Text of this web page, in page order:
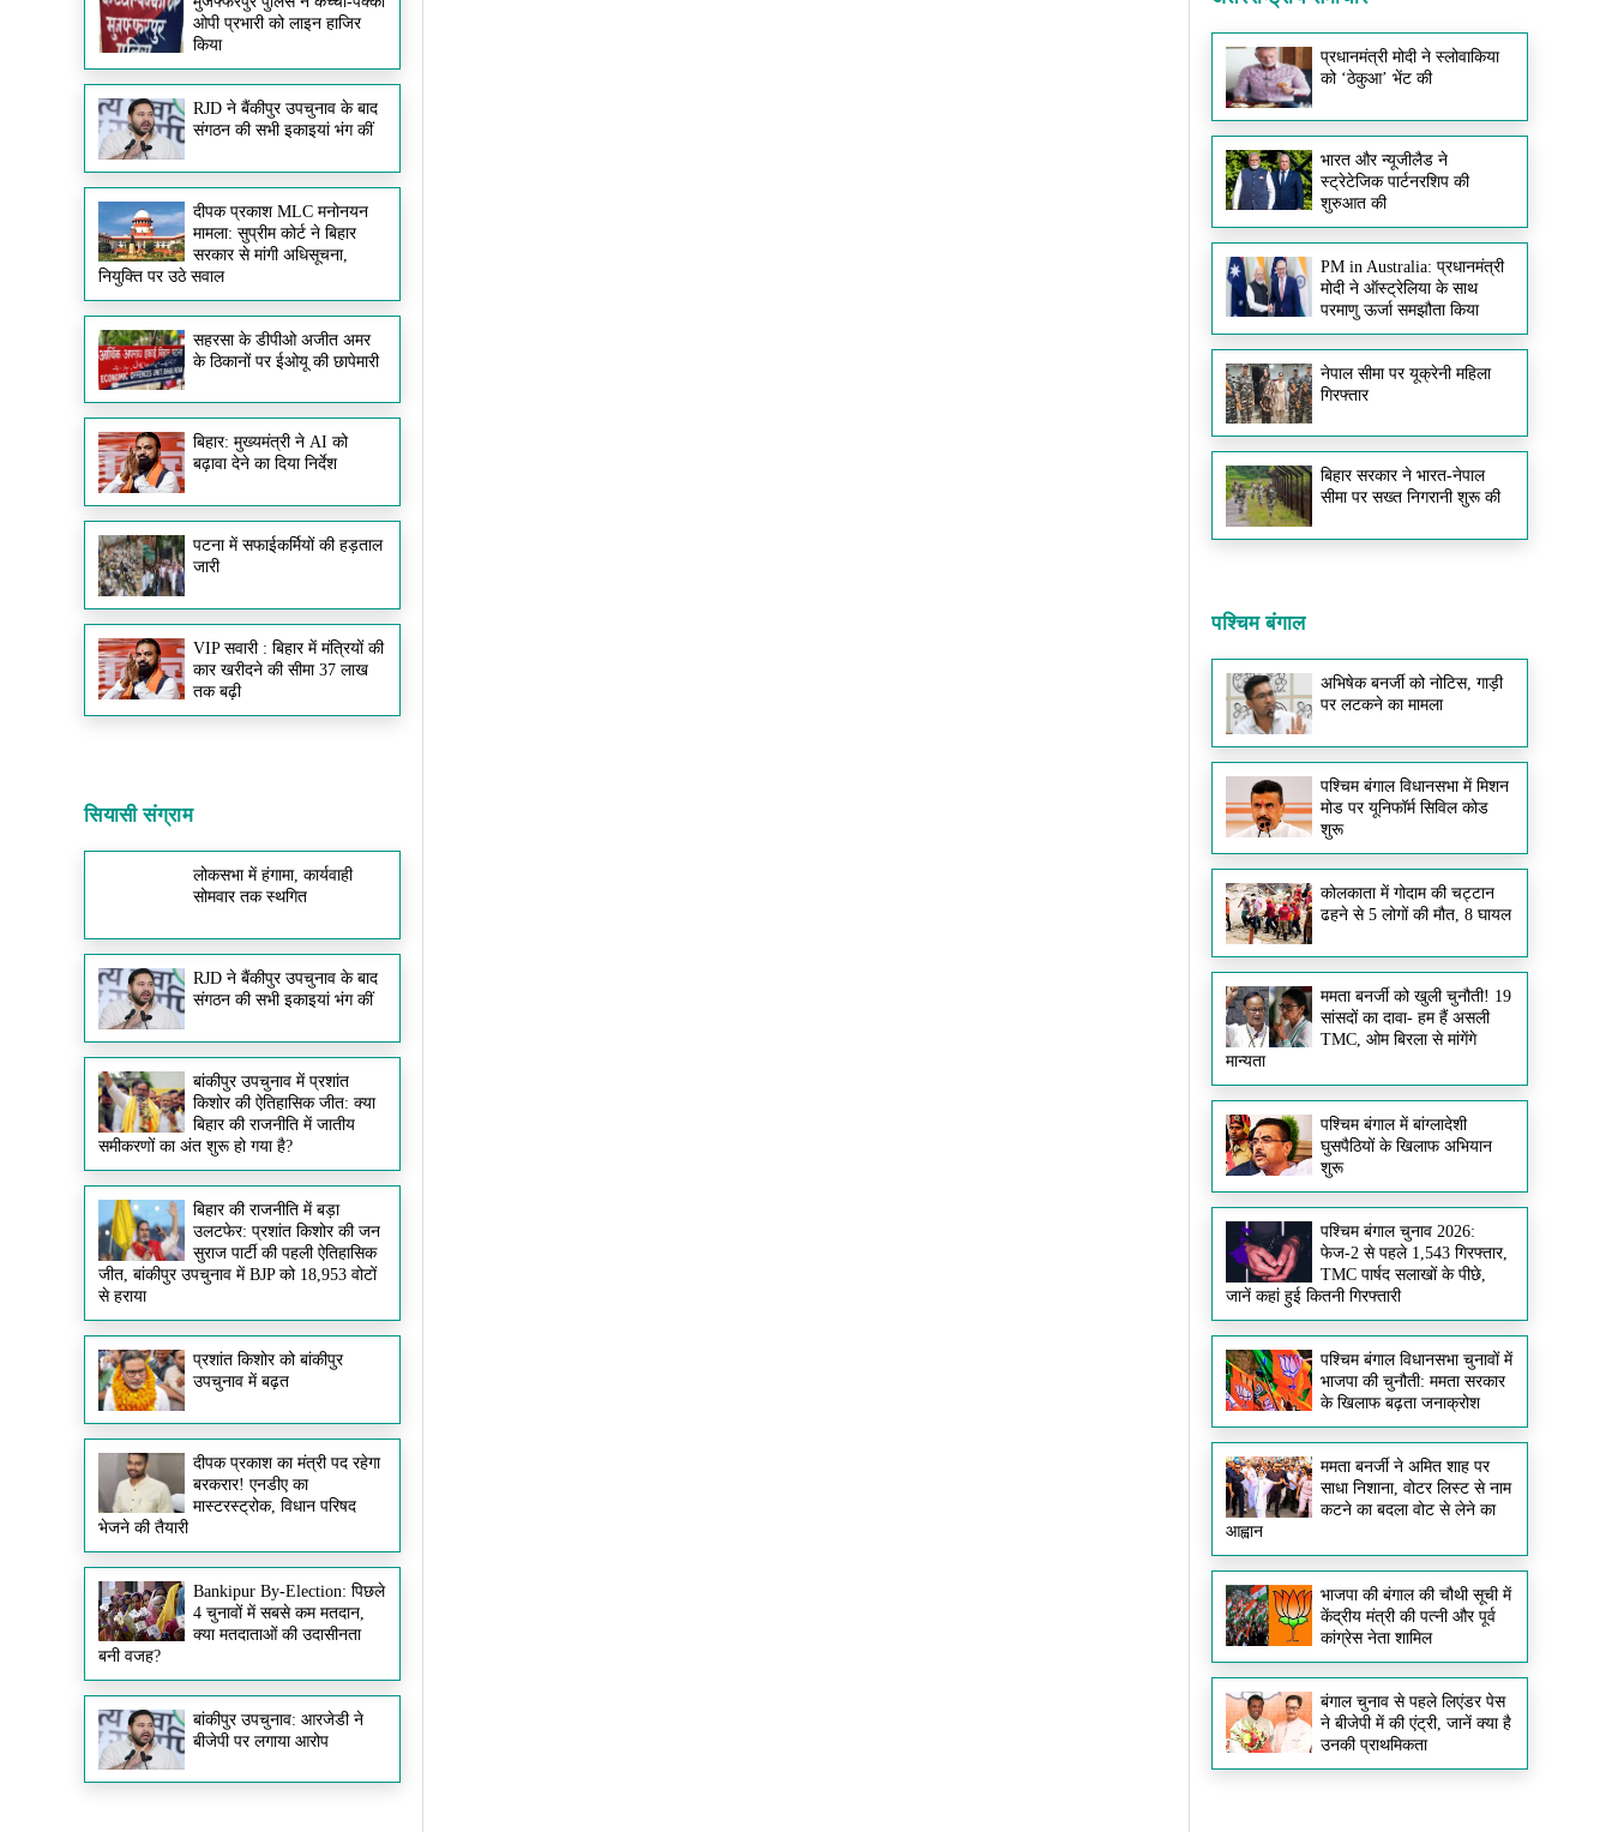
ओपी प्रभारी को लाइन हाजिर
किया
RJD ने बैंकीपुर उपचुनाव के बाद
संगठन की सभी इकाइयां भंग कीं
दीपक प्रकाश MLC मनोनयन
मामला: सुप्रीम कोर्ट ने बिहार
सरकार से मांगी अधिसूचना,
नियुक्ति पर उठे सवाल
सहरसा के डीपीओ अजीत अमर
के ठिकानों पर ईओयू की छापेमारी
बिहार: मुख्यमंत्री ने AI को
बढ़ावा देने का दिया निर्देश
पटना में सफाईकर्मियों की हड़ताल
जारी
VIP सवारी : बिहार में मंत्रियों की
कार खरीदने की सीमा 37 लाख
तक बढ़ी
सियासी संग्राम
लोकसभा में हंगामा, कार्यवाही
सोमवार तक स्थगित
RJD ने बैंकीपुर उपचुनाव के बाद
संगठन की सभी इकाइयां भंग कीं
बांकीपुर उपचुनाव में प्रशांत
किशोर की ऐतिहासिक जीत: क्या
बिहार की राजनीति में जातीय
समीकरणों का अंत शुरू हो गया है?
बिहार की राजनीति में बड़ा
उलटफेर: प्रशांत किशोर की जन
सुराज पार्टी की पहली ऐतिहासिक
जीत, बांकीपुर उपचुनाव में BJP को 18,953 वोटों
से हराया
प्रशांत किशोर को बांकीपुर
उपचुनाव में बढ़त
दीपक प्रकाश का मंत्री पद रहेगा
बरकरार! एनडीए का
मास्टरस्ट्रोक, विधान परिषद
भेजने की तैयारी
Bankipur By-Election: पिछले
4 चुनावों में सबसे कम मतदान,
क्या मतदाताओं की उदासीनता
बनी वजह?
बांकीपुर उपचुनाव: आरजेडी ने
बीजेपी पर लगाया आरोप
प्रधानमंत्री मोदी ने स्लोवाकिया
को ‘ठेकुआ’ भेंट की
भारत और न्यूजीलैड ने
स्ट्रेटेजिक पार्टनरशिप की
शुरुआत की
PM in Australia: प्रधानमंत्री
मोदी ने ऑस्ट्रेलिया के साथ
परमाणु ऊर्जा समझौता किया
नेपाल सीमा पर यूक्रेनी महिला
गिरफ्तार
बिहार सरकार ने भारत-नेपाल
सीमा पर सख्त निगरानी शुरू की
पश्चिम बंगाल
अभिषेक बनर्जी को नोटिस, गाड़ी
पर लटकने का मामला
पश्चिम बंगाल विधानसभा में मिशन
मोड पर यूनिफॉर्म सिविल कोड
शुरू
कोलकाता में गोदाम की चट्टान
ढहने से 5 लोगों की मौत, 8 घायल
ममता बनर्जी को खुली चुनौती! 19
सांसदों का दावा- हम हैं असली
TMC, ओम बिरला से मांगेंगे
मान्यता
पश्चिम बंगाल में बांग्लादेशी
घुसपैठियों के खिलाफ अभियान
शुरू
पश्चिम बंगाल चुनाव 2026:
फेज-2 से पहले 1,543 गिरफ्तार,
TMC पार्षद सलाखों के पीछे,
जानें कहां हुई कितनी गिरफ्तारी
पश्चिम बंगाल विधानसभा चुनावों में
भाजपा की चुनौती: ममता सरकार
के खिलाफ बढ़ता जनाक्रोश
ममता बनर्जी ने अमित शाह पर
साधा निशाना, वोटर लिस्ट से नाम
कटने का बदला वोट से लेने का
आह्वान
भाजपा की बंगाल की चौथी सूची में
केंद्रीय मंत्री की पत्नी और पूर्व
कांग्रेस नेता शामिल
बंगाल चुनाव से पहले लिएंडर पेस
ने बीजेपी में की एंट्री, जानें क्या है
उनकी प्राथमिकता